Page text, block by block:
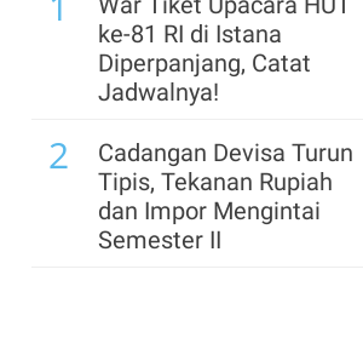
ke-81 RI di Istana
Diperpanjang, Catat
Jadwalnya!
2
Cadangan Devisa Turun
Tipis, Tekanan Rupiah
dan Impor Mengintai
Semester II